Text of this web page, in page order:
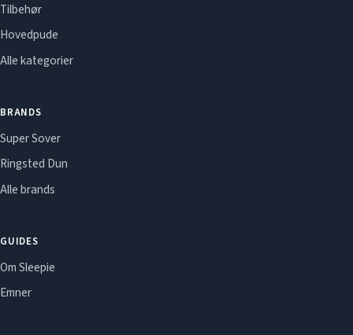
Tilbehør
Hovedpude
Alle kategorier
BRANDS
Super Sover
Ringsted Dun
Alle brands
GUIDES
Om Sleepie
Emner